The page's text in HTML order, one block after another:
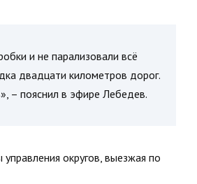
и не парализовали всё
двадцати километров дорог.
– пояснил в эфире Лебедев.
округов, выезжая по